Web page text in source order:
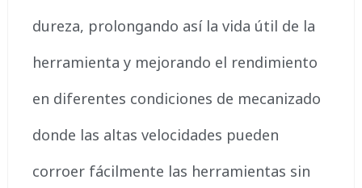
dureza, prolongando así la vida útil de la
herramienta y mejorando el rendimiento
en diferentes condiciones de mecanizado
donde las altas velocidades pueden
corroer fácilmente las herramientas sin